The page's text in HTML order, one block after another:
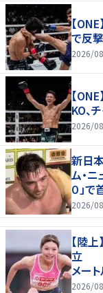
【
で反
2026/
【
KO、
2026/
新日
ム・ニ
０」
2026/
【陸
立 富
メー
2026/